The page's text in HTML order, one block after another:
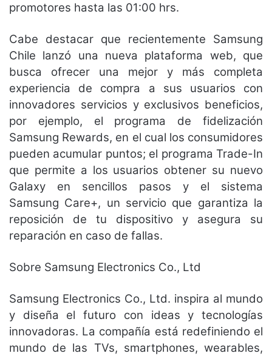
promotores hasta las 01:00 hrs.
Cabe destacar que recientemente Samsung
Chile lanzó una nueva plataforma web, que
busca ofrecer una mejor y más completa
experiencia de compra a sus usuarios con
innovadores servicios y exclusivos beneficios,
por ejemplo, el programa de fidelización
Samsung Rewards, en el cual los consumidores
pueden acumular puntos; el programa Trade-In
que permite a los usuarios obtener su nuevo
Galaxy en sencillos pasos y el sistema
Samsung Care+, un servicio que garantiza la
reposición de tu dispositivo y asegura su
reparación en caso de fallas.
Sobre Samsung Electronics Co., Ltd
Samsung Electronics Co., Ltd. inspira al mundo
y diseña el futuro con ideas y tecnologías
innovadoras. La compañía está redefiniendo el
mundo de las TVs, smartphones, wearables,